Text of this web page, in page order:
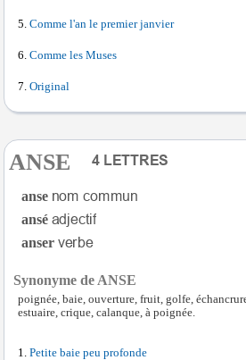
Comme l'an le premier janvier
Comme les Muses
Original
ANSE
anse
ansé
anser
Synonyme de ANSE
poignée, baie, ouverture, fruit, golfe,
estuaire, crique, calanque, à poignée.
Petite baie peu profonde